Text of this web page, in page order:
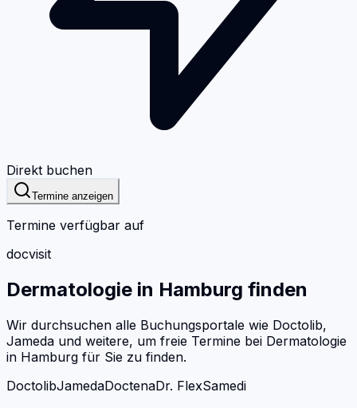
Direkt buchen
Termine anzeigen
Termine verfügbar auf
docvisit
Dermatologie in Hamburg finden
Wir durchsuchen alle Buchungsportale wie Doctolib,
Jameda und weitere, um freie Termine bei Dermatologie
in Hamburg für Sie zu finden.
DoctolibJamedaDoctenaDr. FlexSamedi